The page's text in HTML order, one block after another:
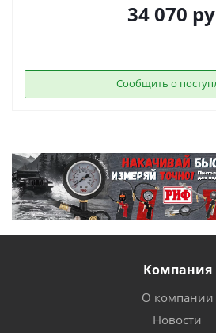
34 070
Сообщить о
Компания
О компании
Новости